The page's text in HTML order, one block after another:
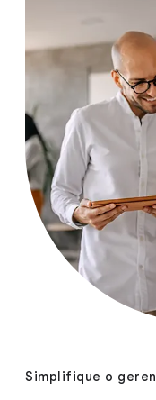
Simplifique o